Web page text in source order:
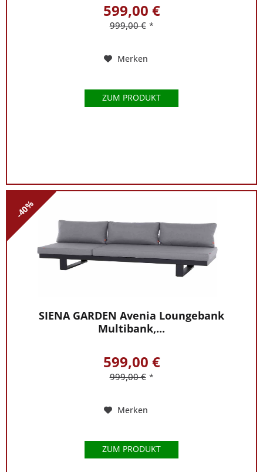
599,00 €
999,00 € *
Merken
ZUM PRODUKT
-40%
SIENA GARDEN Avenia Loungebank
Multibank,...
599,00 €
999,00 € *
Merken
ZUM PRODUKT